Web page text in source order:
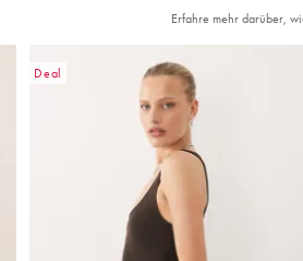
Erfahre mehr darüber,
Deal